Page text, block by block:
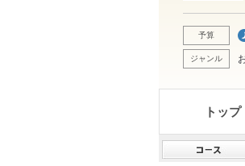
予算
ジャンル
トップ